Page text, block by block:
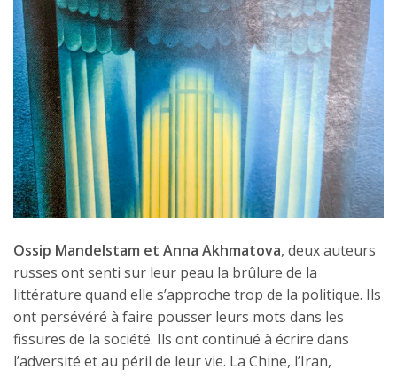
Ossip Mandelstam et Anna Akhmatova, deux auteurs
russes ont senti sur leur peau la brûlure de la
littérature quand elle s’approche trop de la politique. Ils
ont persévéré à faire pousser leurs mots dans les
fissures de la société. Ils ont continué à écrire dans
l’adversité et au péril de leur vie. La Chine, l’Iran,